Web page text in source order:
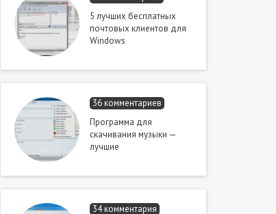
5 лучших бесплатных
почтовых клиентов для
Windows
36 комментариев
Программа для
скачивания музыки —
лучшие
34 комментария